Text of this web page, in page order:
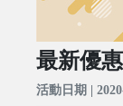
最新優
活動日期 |